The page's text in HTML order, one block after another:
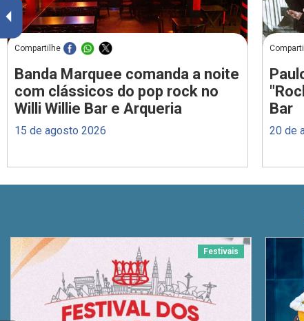
Compartilhe
Banda Marquee comanda a noite
com clássicos do pop rock no
Willi Willie Bar e Arqueria
15 de agosto 2026
Bar
20 de
Festivais